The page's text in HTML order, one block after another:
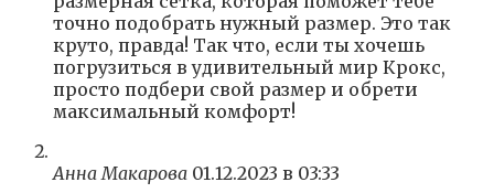
точно подобрать нужный размер. Это так
круто, правда! Так что, если ты хочешь
погрузиться в удивительный мир Крокс,
просто подбери свой размер и обрети
максимальный комфорт!
Анна Макарова 01.12.2023 в 03:33